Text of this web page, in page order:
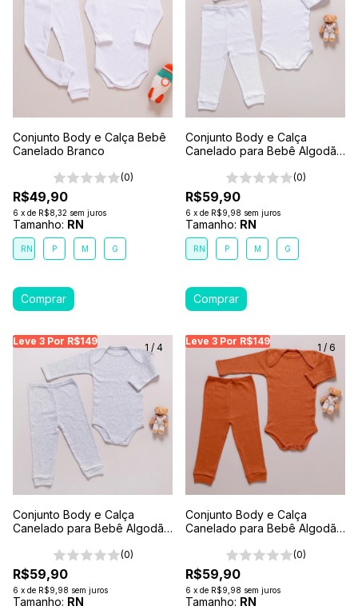
Conjunto Body e Calça Bebê
Canelado Branco
(0)
R$49,90
6 x de R$8,32 sem juros
Tamanho: RN
RN P M G
Conjunto Body e Calça
Canelado para Bebê Algodão
(0)
R$59,90
6 x de R$9,98 sem juros
Tamanho: RN
RN P M G
Leve 3 Por R$149
Leve 3 Por R$149 Leve 3 Por R$149 Leve
1 / 4
Conjunto Body e Calça
Canelado para Bebê Algodão
(0)
R$59,90
6 x de R$9,98 sem juros
Tamanho: RN
Leve 3 Por R$149
Leve 3 Por R$149
1 / 6
Conjunto Body e Calça
Canelado para Bebê Algodão
(0)
R$59,90
6 x de R$9,98 sem juros
Tamanho: RN